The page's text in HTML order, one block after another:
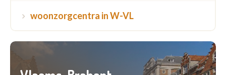
woonzorgcentra in W-VL